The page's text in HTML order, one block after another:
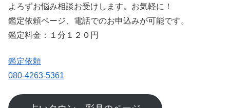
よろずお悩み相談お受けします。お気軽に！
鑑定依頼ページ、電話でのお申込みが可能です。
鑑定料金：１分１２０円
鑑定依頼
080-4263-5361